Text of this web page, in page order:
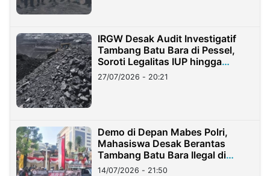
IRGW Desak Audit Investigatif
Tambang Batu Bara di Pessel,
Soroti Legalitas IUP hingga
Stockpile
27/07/2026 - 20:21
Demo di Depan Mabes Polri,
Mahasiswa Desak Berantas
Tambang Batu Bara Ilegal di
Lampung
14/07/2026 - 21:50